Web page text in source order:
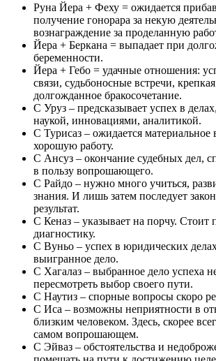
Руна Йера + Феху = ожидается
получение гонорара за некую
вознаграждение за проделанную
Йера + Беркана = выпадает при
беременности.
Йера + Гебо = удачные отношения:
связи, судьбоносные встречи,
долгожданное бракосочетание.
С Уруз – предсказывает успех в
наукой, инновациями, аналитикой.
С Турисаз – ожидается материальное
хорошую работу.
С Ансуз – окончание судебных дел,
в пользу вопрошающего.
С Райдо – нужно много учиться,
знания. И лишь затем последует
результат.
С Кеназ – указывает на порчу. Стоит
диагностику.
С Вуньо – успех в юридических
выигранное дело.
С Хагалаз – выбранное дело успеха
пересмотреть выбор своего пути.
С Наутиз – спорные вопросы скоро
С Иса – возможны неприятности в
близким человеком. Здесь, скорее
самом вопрошающем.
С Эйваз – обстоятельства и